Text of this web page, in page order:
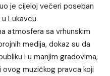
je cijeloj večeri poseban
Lukavcu.
atmosfera sa vrhunskim
medija, dokaz su da
i u manjim gradovima,
ovog muzičkog pravca koji